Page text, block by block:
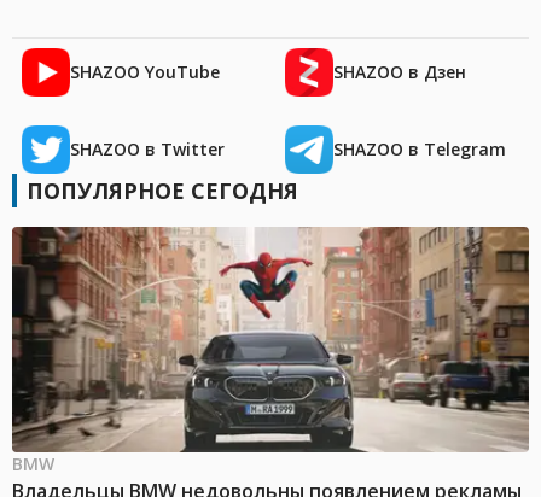
SHAZOO YouTube SHAZOO в Дзен
SHAZOO в Twitter SHAZOO в Telegram
ПОПУЛЯРНОЕ СЕГОДНЯ
BMW
Владельцы BMW недовольны появлением рекламы